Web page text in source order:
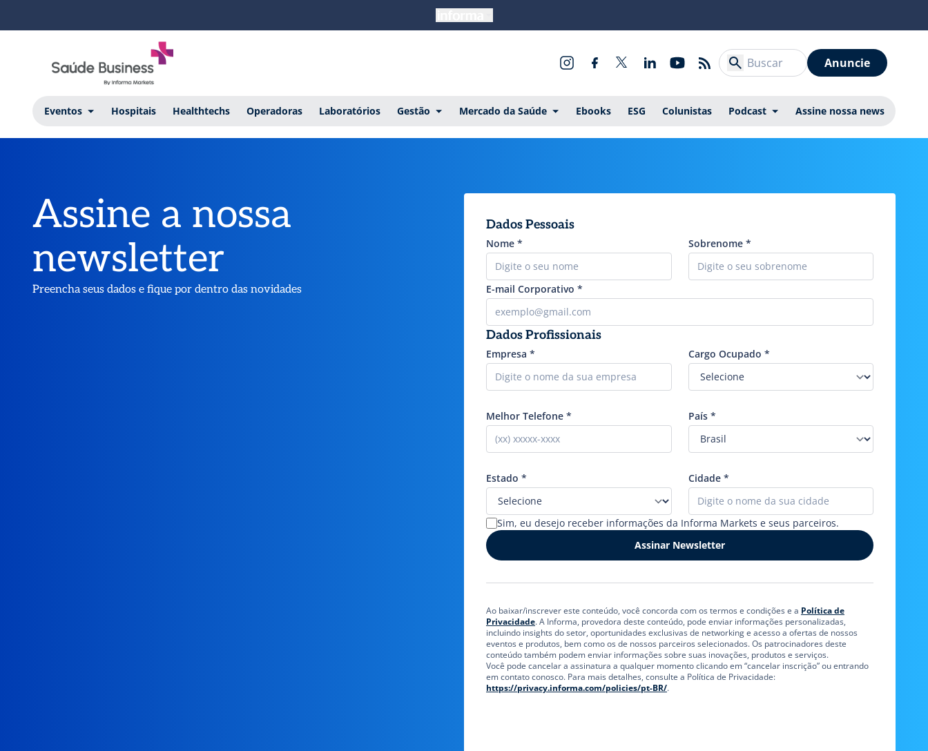
Anuncie
Eventos Hospitais Healthtechs Operadoras Laboratórios Gestão Mercado da Saúde Ebooks ESG Colunistas Podcast Assine nossa news
Assine a nossa
newsletter
Preencha seus dados e fique por dentro das novidades
Dados Pessoais
Nome * Sobrenome *
E-mail Corporativo *
Dados Profissionais
Empresa * Cargo Ocupado *
Melhor Telefone * País *
Estado * Cidade *
Sim, eu desejo receber informações da Informa Markets e seus parceiros.
Ao baixar/inscrever este conteúdo, você concorda com os termos e condições e a Política de
Privacidade. A Informa, provedora deste conteúdo, pode enviar informações personalizadas,
incluindo insights do setor, oportunidades exclusivas de networking e acesso a ofertas de nossos
eventos e produtos, bem como os de nossos parceiros selecionados. Os patrocinadores deste
conteúdo também podem enviar informações sobre suas inovações, produtos e serviços.
Você pode cancelar a assinatura a qualquer momento clicando em “cancelar inscrição” ou entrando
em contato conosco. Para mais detalhes, consulte a Política de Privacidade:
https://privacy.informa.com/policies/pt-BR/.